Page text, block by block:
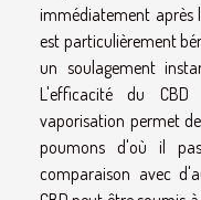
immédiatement après
est particulièrement
un soulagement
L'efficacité du
vaporisation permet
poumons d'où il
comparaison avec